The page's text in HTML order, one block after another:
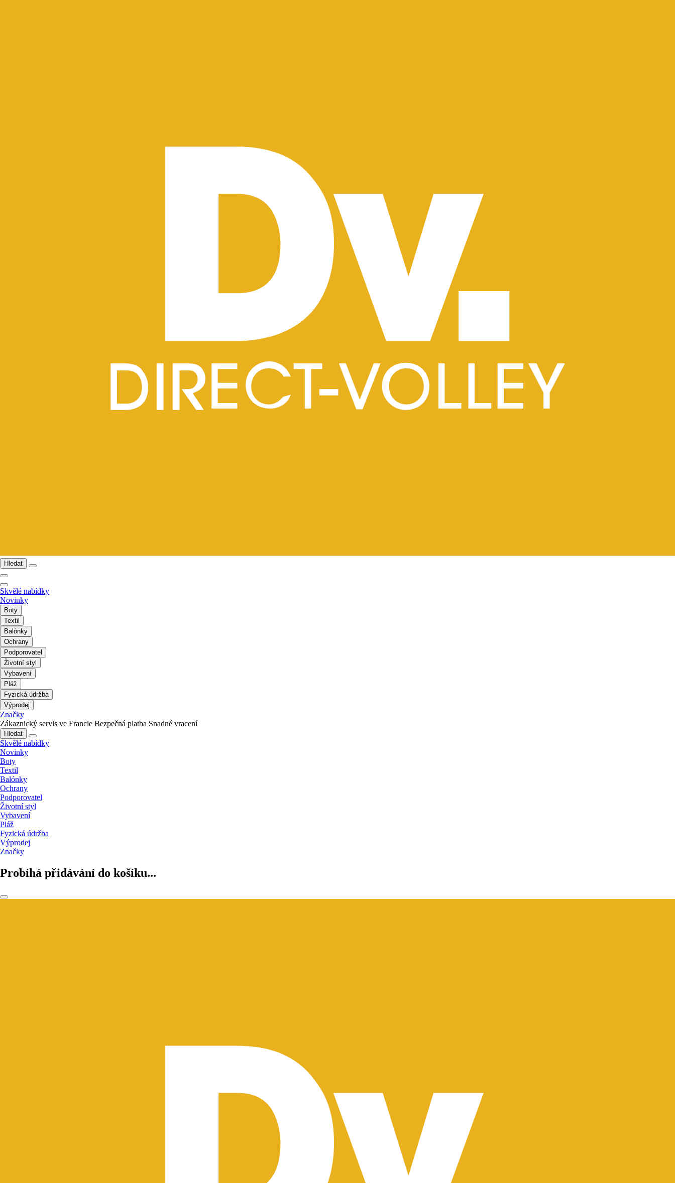
Hledat
Skvělé nabídky
Novinky
Boty
Textil
Balónky
Ochrany
Podporovatel
Životní styl
Vybavení
Pláž
Fyzická údržba
Výprodej
Značky
Zákaznický servis ve Francie Bezpečná platba Snadné vracení
Hledat
Skvělé nabídky
Novinky
Boty
Textil
Balónky
Ochrany
Podporovatel
Životní styl
Vybavení
Pláž
Fyzická údržba
Výprodej
Značky
Probíhá přidávání do košíku...